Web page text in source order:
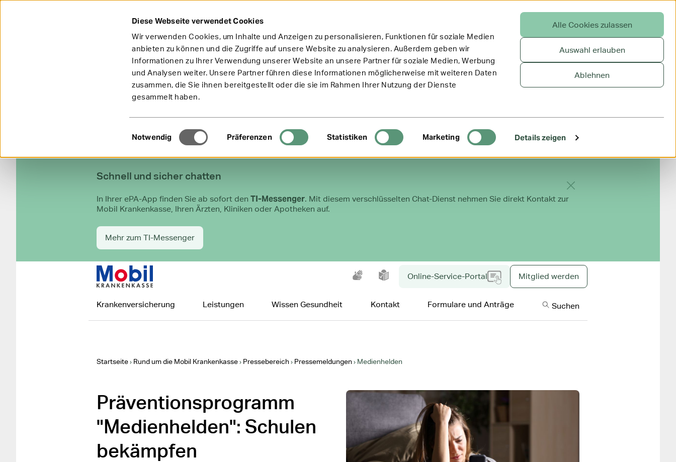
Diese Webseite verwendet Cookies
Wir verwenden Cookies, um Inhalte und Anzeigen zu personalisieren, Funktionen für soziale Medien
anbieten zu können und die Zugriffe auf unsere Website zu analysieren. Außerdem geben wir
Informationen zu Ihrer Verwendung unserer Website an unsere Partner für soziale Medien, Werbung
und Analysen weiter. Unsere Partner führen diese Informationen möglicherweise mit weiteren Daten
zusammen, die Sie ihnen bereitgestellt oder die sie im Rahmen Ihrer Nutzung der Dienste
gesammelt haben.
Einwilligungsauswahl
Notwendig Präferenzen Statistiken Marketing Details zeigen
Alle Cookies zulassen
Auswahl erlauben
Ablehnen
Hinweis ausblenden
Schnell und sicher chatten
In Ihrer ePA-App finden Sie ab sofort den TI-Messenger. Mit diesem verschlüsselten Chat-Dienst nehmen Sie direkt Kontakt zur
Mobil Krankenkasse, Ihren Ärzten, Kliniken oder Apotheken auf.
Mehr zum TI-Messenger
Inklusive
Gebärdensprache
Leichte SpracheOnline-Service-Portal Mitglied werden
Hauptnavigation
Krankenversicherung Leistungen Wissen Gesundheit Kontakt Formulare und Anträge Suchen
Startseite Rund um die Mobil Krankenkasse Pressebereich Pressemeldungen Medienhelden
Präventionsprogramm
"Medienhelden": Schulen
bekämpfen